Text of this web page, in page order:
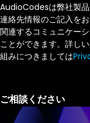
AudioCodesは弊社製品
連絡先情報のご記入を
関連するコミュニケー
ことができます。詳し
組みにつきましては